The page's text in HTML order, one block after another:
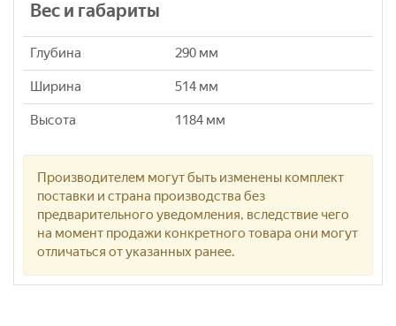
Вес и габариты
Глубина 290 мм
Ширина 514 мм
Высота 1184 мм
Производителем могут быть изменены комплект
поставки и страна производства без
предварительного уведомления, вследствие чего
на момент продажи конкретного товара они могут
отличаться от указанных ранее.